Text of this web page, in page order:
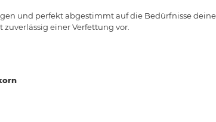
und perfekt abgestimmt auf die Bedürfnisse
einer Verfettung vor.